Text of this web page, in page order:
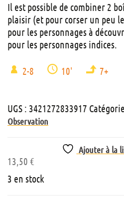
Il est possible de combiner 2
plaisir (et pour corser un peu
pour les personnages à
pour les personnages indices.
2-8 10' 7+
UGS : 3421272833917
Observation
Ajouter à la
13,50 €
3 en stock